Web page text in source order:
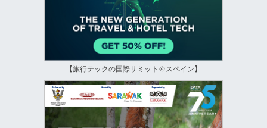
【旅行テックの国際サミット＠スペイン】